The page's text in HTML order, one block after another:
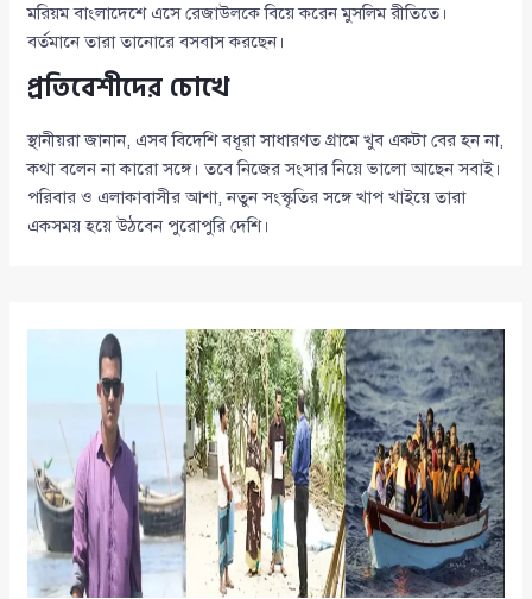
মরিয়ম বাংলাদেশে এসে রেজাউলকে বিয়ে করেন মুসলিম রীতিতে।
বর্তমানে তারা তানোরে বসবাস করছেন।
প্রতিবেশীদের চোখে
স্থানীয়রা জানান, এসব বিদেশি বধূরা সাধারণত গ্রামে খুব একটা বের হন না,
কথা বলেন না কারো সঙ্গে। তবে নিজের সংসার নিয়ে ভালো আছেন সবাই।
পরিবার ও এলাকাবাসীর আশা, নতুন সংস্কৃতির সঙ্গে খাপ খাইয়ে তারা
একসময় হয়ে উঠবেন পুরোপুরি দেশি।